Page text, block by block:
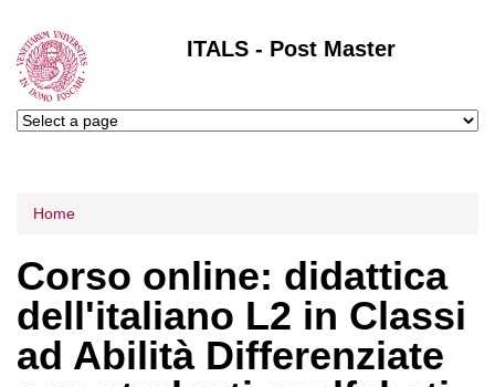
ITALS - Post Master
Tu sei qui
Home
Corso online: didattica
dell'italiano L2 in Classi
ad Abilità Differenziate